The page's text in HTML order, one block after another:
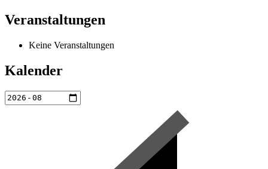
Veranstaltungen
Keine Veranstaltungen
Kalender